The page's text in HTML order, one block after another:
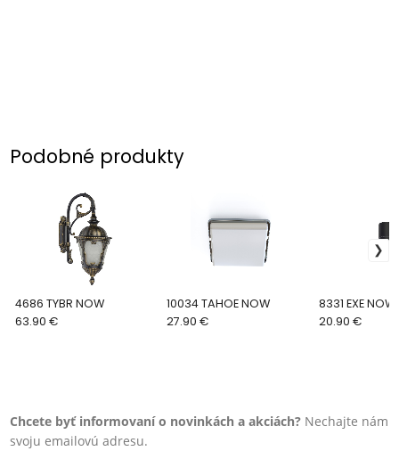
Podobné produkty
4686 TYBR NOW
63.90 €
10034 TAHOE NOW
27.90 €
8331 EXE NOW
20.90 €
Chcete byť informovaní o novinkách a akciách? Nechajte nám
svoju emailovú adresu.